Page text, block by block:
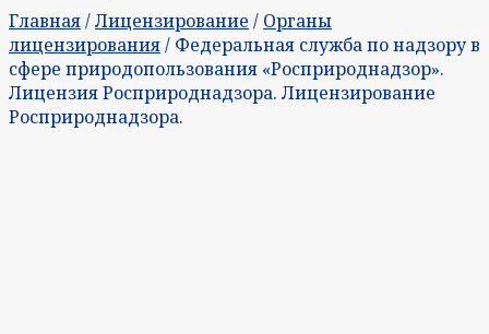
Главная/Лицензирование / Органы
лицензирования/ Федеральная служба по надзору в
сфере природопользования «Росприроднадзор».
Лицензия Росприроднадзора. Лицензирование
Росприроднадзора.